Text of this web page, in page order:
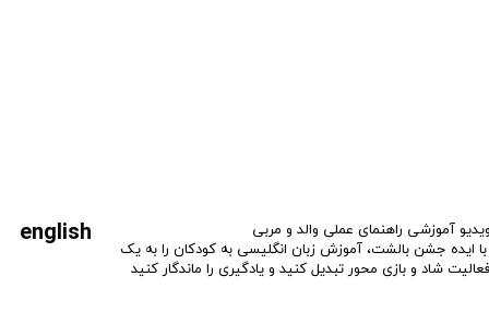
english
آموزشی راهنمای عملی والد و مربی
ایده جشن بالشت، آموزش زبان انگلیسی به کودکان را به یک
شاد و بازی محور تبدیل کنید و یادگیری را ماندگار کنید​​​​​​​